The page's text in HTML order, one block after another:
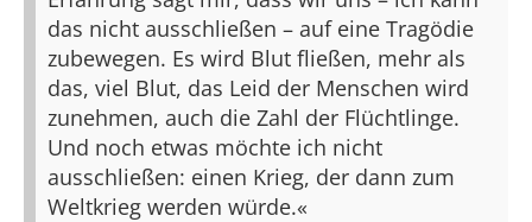
das nicht ausschließen – auf eine Tragödie
zubewegen. Es wird Blut fließen, mehr als
das, viel Blut, das Leid der Menschen wird
zunehmen, auch die Zahl der Flüchtlinge.
Und noch etwas möchte ich nicht
ausschließen: einen Krieg, der dann zum
Weltkrieg werden würde.«